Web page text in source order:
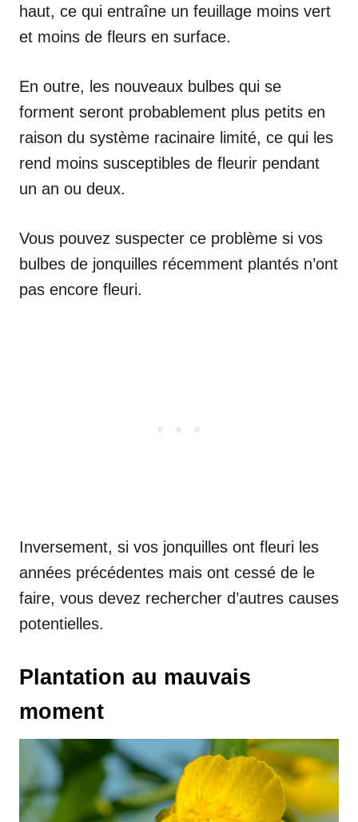
haut, ce qui entraîne un feuillage moins vert
et moins de fleurs en surface.
En outre, les nouveaux bulbes qui se
forment seront probablement plus petits en
raison du système racinaire limité, ce qui les
rend moins susceptibles de fleurir pendant
un an ou deux.
Vous pouvez suspecter ce problème si vos
bulbes de jonquilles récemment plantés n’ont
pas encore fleuri.
Inversement, si vos jonquilles ont fleuri les
années précédentes mais ont cessé de le
faire, vous devez rechercher d’autres causes
potentielles.
Plantation au mauvais
moment